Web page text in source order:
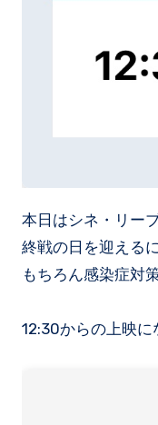
本日はシネ・リ
終戦の日を迎える
もちろん感染症対
12:30からの上映に